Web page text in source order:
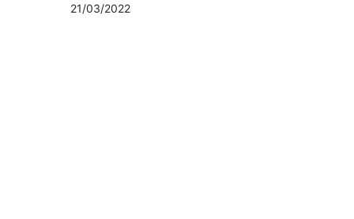
21/03/2022